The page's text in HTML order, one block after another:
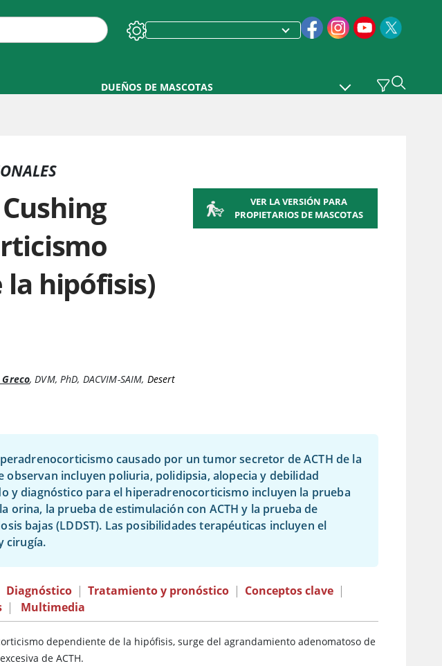
DUEÑOS DE MASCOTAS
hipófisis)
Greco,DVM, PhD, DACVIM-SAIM, Desert
VER LA VERSIÓN PARA
PROPIETARIOS DE MASCOTAS
causado por un tumor secretor de ACTH de la
observan incluyen poliuria, polidipsia, alopecia y debilidad
y diagnóstico para el hiperadrenocorticismo incluyen la prueba
orina, la prueba de estimulación con ACTH y la prueba de
bajas (LDDST). Las posibilidades terapéuticas incluyen el
cirugía.
Diagnóstico | Tratamiento y pronóstico | Conceptos clave |
| Multimedia
dependiente de la hipófisis, surge del agrandamiento adenomatoso de
de ACTH.